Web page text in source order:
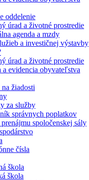
oddelenie
úrad a životné prostredie
agenda a mzdy
a investičnej výstavby
úrad a životné prostredie
a evidencia obyvateľstva
žiadosti
za služby
správnych poplatkov
spoločenskej sály
čísla
škola
škola